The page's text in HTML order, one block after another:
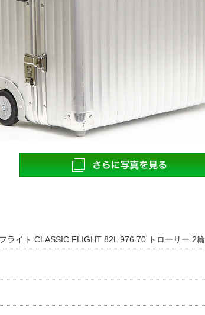
ライト CLASSIC FLIGHT 82L 976.70 トローリー 2輪